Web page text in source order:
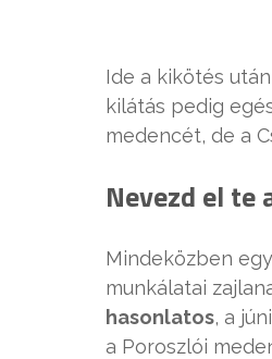
Ide a kikötés
kilátás pedig
medencét, de a
Nevezd el
Mindeközben
munkálatai
hasonlatos, a
a Poroszlói